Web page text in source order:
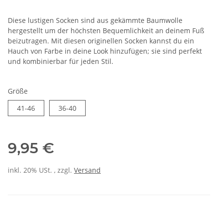
Diese lustigen Socken sind aus gekämmte Baumwolle
hergestellt um der höchsten Bequemlichkeit an deinem Fuß
beizutragen. Mit diesen originellen Socken kannst du ein
Hauch von Farbe in deine Look hinzufügen; sie sind perfekt
und kombinierbar für jeden Stil.
Größe
41-4641-46 36-4036-40
9,95 €
inkl. 20% USt. , zzgl. Versand